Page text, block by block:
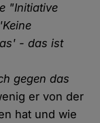
"Initiative
- das ist
gegen das
er von der
hat und wie